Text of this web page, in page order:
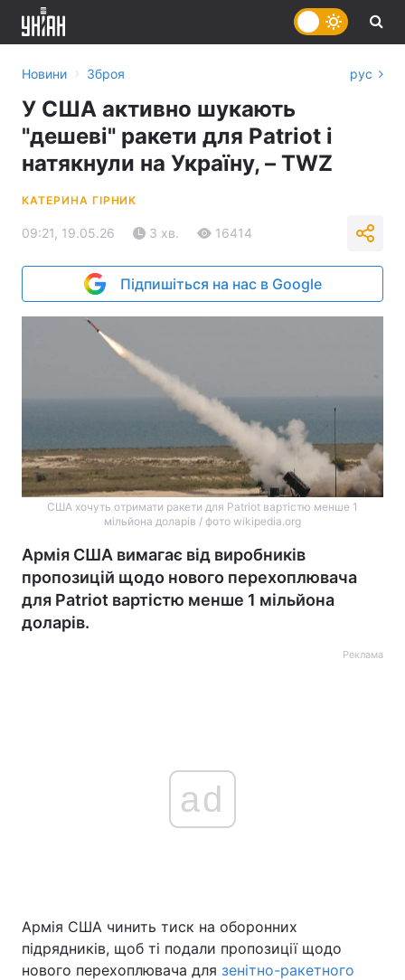
Україна Політика
Економіка Світ
Новини › Зброя рус
У США активно шукають
"дешеві" ракети для Patriot і
натякнули на Україну, – TWZ
КАТЕРИНА ГІРНИК
09:21, 19.05.26 3 хв. 16414
Підпишіться на нас в Google
США хочуть отримати ракети для Patriot вартістю менше 1
мільйона доларів / фото wikipedia.org
Армія США вимагає від виробників
пропозицій щодо нового перехоплювача
для Patriot вартістю менше 1 мільйона
доларів.
Реклама
ad
Армія США чинить тиск на оборонних
підрядників, щоб ті подали пропозиції щодо
нового перехоплювача для зенітно-ракетного